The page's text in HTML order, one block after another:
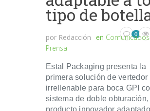
tipo de
por Redacción en
Prensa
0
Estal Packaging presenta la
primera solución de vertedor
irrellenable para boca GPI
sistema de doble obturación,